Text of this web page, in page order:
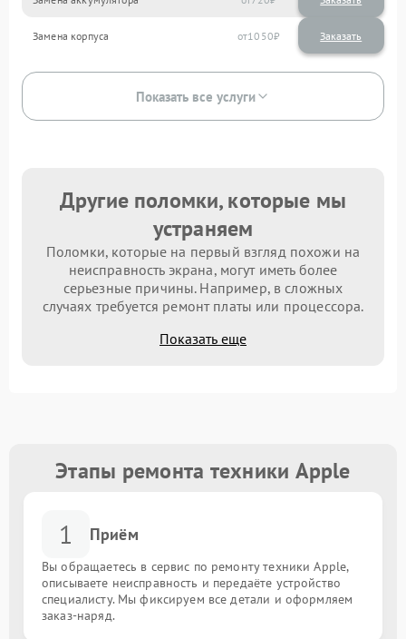
Замена корпуса 1050
Показать все услуги
Другие поломки, которые мы
устраняем
Поломки, которые на первый взгляд похожи на
неисправность экрана, могут иметь более
серьезные причины. Например, в сложных
случаях требуется ремонт платы или процессора.
Показать еще
Этапы ремонта техники Apple
1 Приём
Вы обращаетесь в сервис по ремонту техники Apple,
описываете неисправность и передаёте устройство
специалисту. Мы фиксируем все детали и оформляем
заказ-наряд.